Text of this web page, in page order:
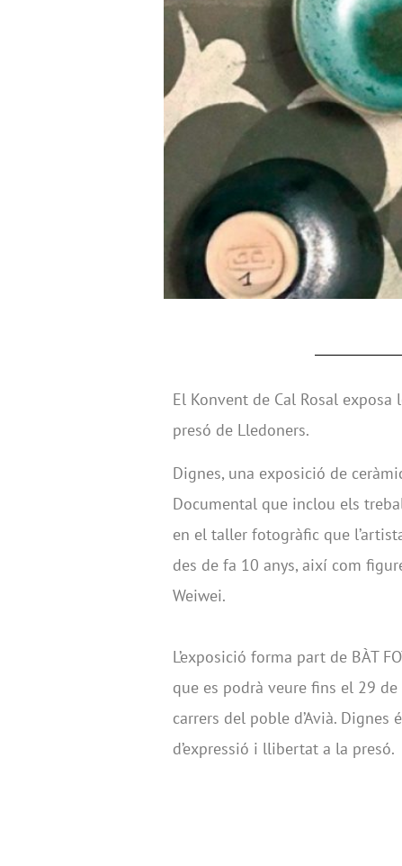
El Konvent de Cal Rosal
presó de Lledoners.
Dignes, una exposició de
Documental que inclou els
en el taller fotogràfic que
des de fa 10 anys, així com
Weiwei.
L’exposició forma part de BÀT
que es podrà veure fins el 29
carrers del poble d’Avià.
d’expressió i llibertat a la presó.